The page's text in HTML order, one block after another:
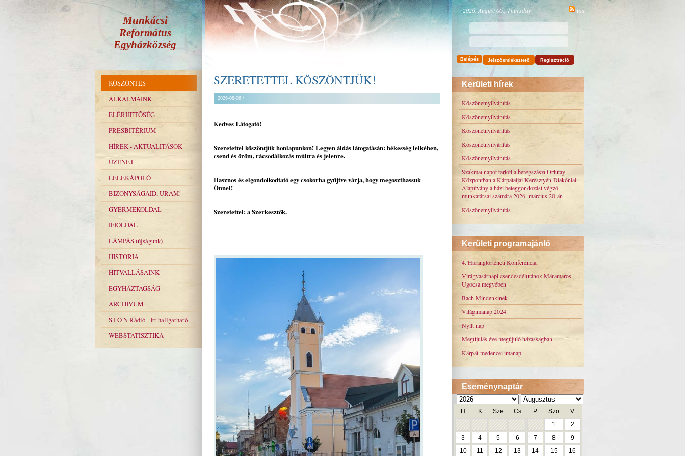
Munkácsi
Református
Egyházközség
KÖSZÖNTÉS
ALKALMAINK
ELÉRHETÕSÉG
PRESBITÉRIUM
HÍREK - AKTUALITÁSOK
ÜZENET
LÉLEKÁPOLÓ
BIZONYSÁGAID, URAM!
GYERMEKOLDAL
IFIOLDAL
LÁMPÁS (újságunk)
HISTORIA
HITVALLÁSAINK
EGYHÁZTAGSÁG
ARCHÍVUM
S I O N Rádió - Itt hallgatható
WEBSTATISZTIKA
SZERETETTEL KÖSZÖNTJÜK!
2026-08-06 /
Kedves Látogató!
Szeretettel köszöntjük honlapunkon! Legyen áldás látogatásán: békesség lelkében,
csend és öröm, rácsodálkozás múltra és jelenre.
Hasznos és elgondolkodtató egy csokorba gyűjtve várja, hogy megoszthassuk
Önnel!
Szeretettel: a Szerkesztők.
rss
2026. August 06., Thursday
Belépés Jelszóemlékeztető Regisztráció
Kerületi hírek
Köszönetnyilvánítás
Köszönetnyilvánítás
Köszönetnyilvánítás
Köszönetnyilvánítás
Köszönetnyilvánítás
Szakmai napot tartott a beregszászi Ortutay
Központban a Kárpátaljai Keresztyén Diakóniai
Alapítvány a házi beteggondozást végző
munkatársai számára 2026. március 20-án
Köszönetnyilvánítás
Kerületi programajánló
4. Harangtörténeti Konferencia,
Virágvasárnapi csendesdélutánok Máramaros-
Ugocsa megyében
Bach Mindenkinek
Világimanap 2024
Nyílt nap
Megújulás éve megújuló házasságban
Kárpát-medencei imanap
Eseménynaptár
H K Sze Cs P Szo
V
1
2
3
4 5 6 7 8
9
10
11 12 13 14 15 16